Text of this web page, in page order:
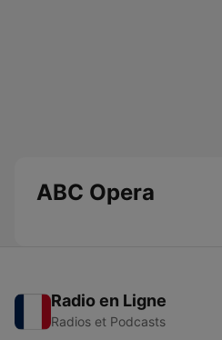
ABC Opera
Radio en Ligne
Radios et Podcasts